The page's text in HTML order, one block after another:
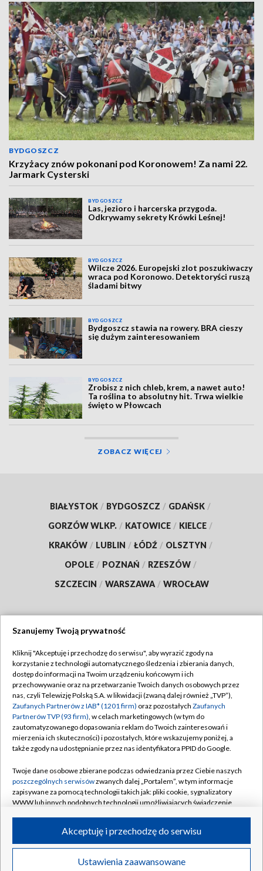
BYDGOSZCZ
Krzyżacy znów pokonani pod Koronowem! Za nami 22.
Jarmark Cysterski
BYDGOSZCZ
Las, jezioro i harcerska przygoda.
Odkrywamy sekrety Krówki Leśnej!
BYDGOSZCZ
Wilcze 2026. Europejski zlot poszukiwaczy
wraca pod Koronowo. Detektoryści ruszą
śladami bitwy
BYDGOSZCZ
Bydgoszcz stawia na rowery. BRA cieszy
się dużym zainteresowaniem
BYDGOSZCZ
Zrobisz z nich chleb, krem, a nawet auto!
Ta roślina to absolutny hit. Trwa wielkie
święto w Płowcach
ZOBACZ WIĘCEJ
BIAŁYSTOK / BYDGOSZCZ / GDAŃSK /
GORZÓW WLKP. / KATOWICE / KIELCE /
KRAKÓW / LUBLIN / ŁÓDŹ / OLSZTYN /
OPOLE / POZNAŃ / RZESZÓW /
SZCZECIN / WARSZAWA / WROCŁAW
TVP
Abonament TVP
Emisja w TVP
Centrum informacji TVP
Naziemna Telewizja Cyfrowa
Rada Programowa
System NOS
Informacje o nadawcy
Program dla prasy
Regulamin TVP
Polityka prywatności
Moje zgody
Pomoc
Kontakt
Kanały
©2026 Telewizja Polska S.A. w likwidacji
Szanujemy Twoją prywatność
Kliknij "Akceptuję i przechodzę do serwisu", aby wyrazić zgody na
korzystanie z technologii automatycznego śledzenia i zbierania danych,
dostęp do informacji na Twoim urządzeniu końcowym i ich
przechowywanie oraz na przetwarzanie Twoich danych osobowych przez
nas, czyli Telewizję Polską S.A. w likwidacji (zwaną dalej również „TVP”),
Zaufanych Partnerów z IAB* (1201 firm) oraz pozostałych Zaufanych
Partnerów TVP (93 firm), w celach marketingowych (w tym do
zautomatyzowanego dopasowania reklam do Twoich zainteresowań i
mierzenia ich skuteczności) i pozostałych, które wskazujemy poniżej, a
także zgody na udostępnianie przez nas identyfikatora PPID do Google.
Twoje dane osobowe zbierane podczas odwiedzania przez Ciebie naszych
poszczególnych serwisówzwanych dalej „Portalem”, w tym informacje
zapisywane za pomocą technologii takich jak: pliki cookie, sygnalizatory
WWW lub innych podobnych technologii umożliwiających świadczenie
ruchu w Internecie.
Twoje dane osobowe zbierane podczas odwiedzania przez Ciebie
poszczególnych serwisówna Portalu, takie jak adresy IP, identyfikatory
Ustawienia zaawansowane
Akceptuję i przechodzę do serwisu